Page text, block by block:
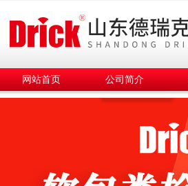
网站首页 公司简介